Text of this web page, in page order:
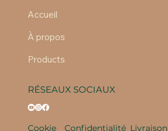
Accueil
À propos
Products
RÉSEAUX SOCIAUX
Cookie Confidentialité Livraison